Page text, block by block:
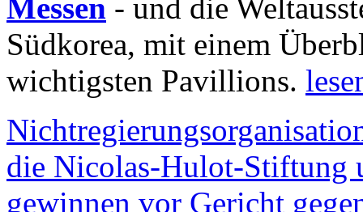
Messen - und die
Südkorea, mit einem
wichtigsten Pavillions.
die Nicolas-Hulot-Stiftung
gewinnen vor Gericht